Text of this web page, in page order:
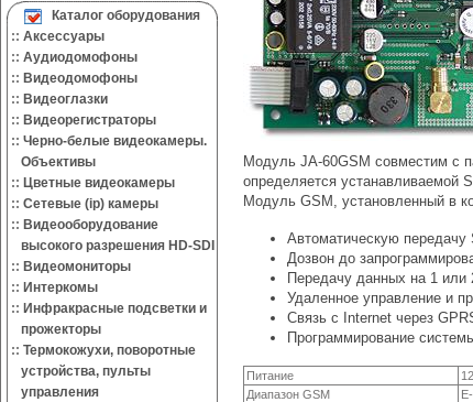
Каталог оборудования
:: Аксессуары
:: Аудиодомофоны
:: Видеодомофоны
:: Видеоглазки
:: Видеорегистраторы
:: Черно-белые видеокамеры.
Объективы
:: Цветные видеокамеры
:: Сетевые (ip) камеры
:: Видеооборудование
высокого разрешения HD-SDI
:: Видеомониторы
:: Интеркомы
:: Инфракрасные подсветки и
прожекторы
:: Термокожухи, поворотные
устройства, пульты
управления
Модуль JA-60GSM совместим с
определяется устанавливаемой
Модуль GSM, установленный в
Автоматическую
Дозвон до
Передачу данных на 1 или
Удаленное управление и
Связь с Internet через
Программирование
Питание
Диапазон GSM